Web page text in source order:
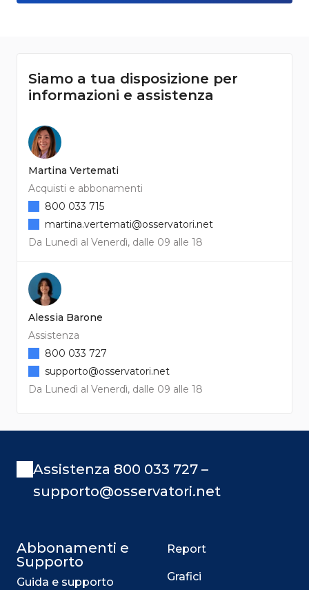
Siamo a tua disposizione per
informazioni e assistenza
Martina Vertemati
Acquisti e abbonamenti
Da Lunedì al Venerdì, dalle 09 alle 18
800 033 715
martina.vertemati@osservatori.net
Alessia Barone
Assistenza
Da Lunedì al Venerdì, dalle 09 alle 18
800 033 727
supporto@osservatori.net
Assistenza 800 033 727 –
supporto@osservatori.net
Abbonamenti e
Supporto
Guida e supporto
Report
Grafici